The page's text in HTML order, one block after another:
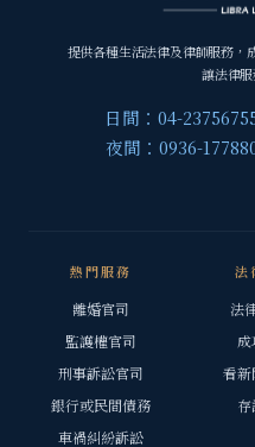
提供各種生活法律及律師服務，
讓法律
日間：04-
夜間：0936-
熱門服務
離婚官司
監護權官司
刑事訴訟官司
銀行或民間債務
車禍糾紛訴訟
法
法
看新